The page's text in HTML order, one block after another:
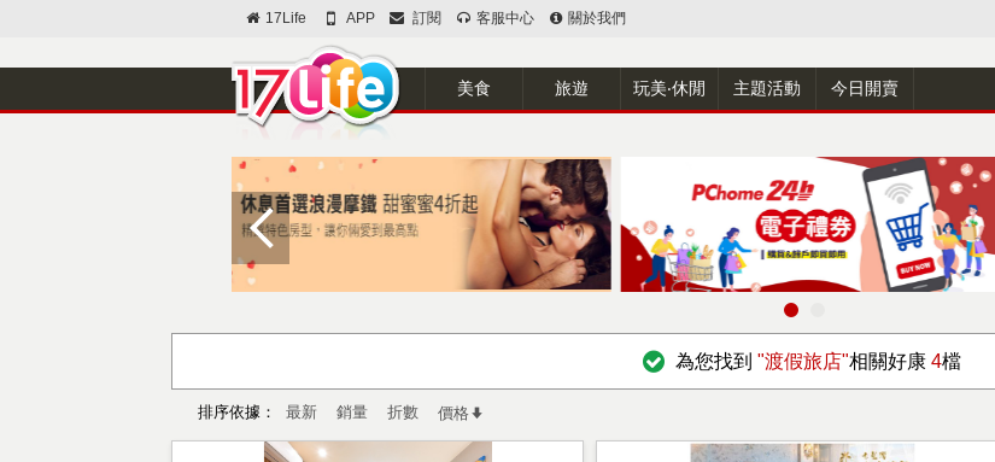
17Life APP 訂閱 客服中心 關於我們
美食 旅遊 玩美‧休閒 主題活動 今日開賣
為您找到"渡假旅店"相關好康4檔
排序依據： 最新 銷量 折數 價格